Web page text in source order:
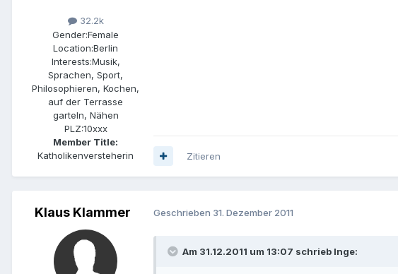
32.2k
Gender:Female
Location:Berlin
Interests:Musik,
Sprachen, Sport,
Philosophieren, Kochen,
auf der Terrasse
garteln, Nähen
PLZ:10xxx
Member Title:
Katholikenversteherin
Zitieren
Klaus Klammer Geschrieben 31. Dezember 2011
Am 31.12.2011 um 13:07 schrieb Inge: